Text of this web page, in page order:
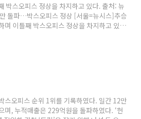
박스오피스 정상을 차지하고 있다. 출처: 뉴
파…박스오피스 정상 [서울=뉴시스]추승
이틀째 박스오피스 정상을 차지하고 있다
순위 play.google.com
스오피스 순위 1위를 기록하였다. 일간 12만
, 누적매출은 229억원을 돌파하였다. ‘헌